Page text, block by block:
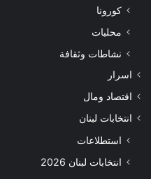
كورونا
محليات
نشاطات وثقافة
اسرار
اقتصاد ومال
انتخابات لبنان
استطلاعات
انتخابات لبنان 2026